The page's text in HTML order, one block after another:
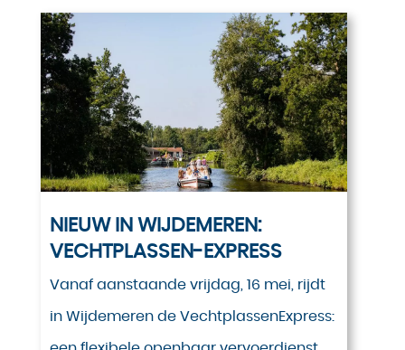
NIEUW IN WIJDEMEREN:
VECHTPLASSEN-EXPRESS
Vanaf aanstaande vrijdag, 16 mei, rijdt
in Wijdemeren de VechtplassenExpress: